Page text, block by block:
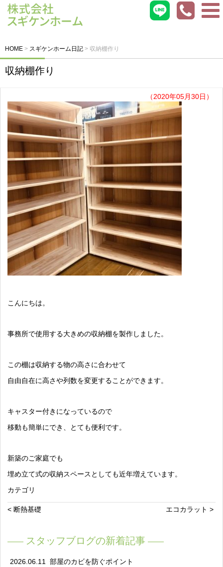
HOME > スギケンホーム日記 > 収納棚作り
収納棚作り
（2020年05月30日）
こんにちは。
事務所で使用する大きめの収納棚を製作しました。
この棚は収納する物の高さに合わせて
自由自在に高さや列数を変更することができます。
キャスター付きになっているので
移動も簡単にでき、とても便利です。
新築のご家庭でも
埋め立て式の収納スペースとしても近年増えています。
カテゴリ
< 断熱基礎 エコカラット >
スタッフブログの新着記事
2026.06.11 部屋のカビを防ぐポイント